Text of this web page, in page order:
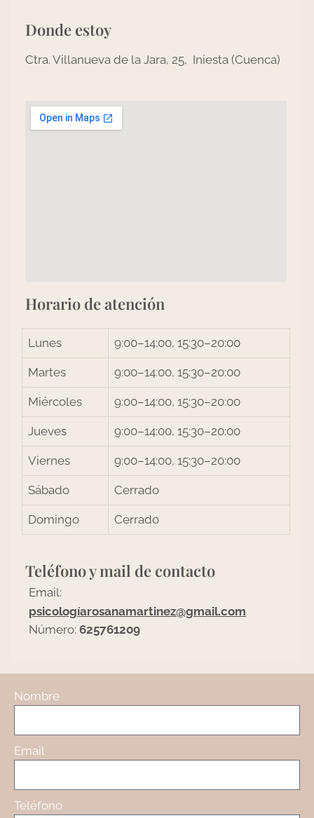
Donde estoy
Ctra. Villanueva de la Jara, 25, Iniesta (Cuenca)
Horario de atención
Lunes 9:00–14:00, 15:30–20:00
Martes 9:00–14:00, 15:30–20:00
Miércoles 9:00–14:00, 15:30–20:00
Jueves 9:00–14:00, 15:30–20:00
Viernes 9:00–14:00, 15:30–20:00
Sábado Cerrado
Domingo Cerrado
Teléfono y mail de contacto
Email:
psicologíarosanamartinez@gmail.com
Número: 625761209
Nombre
Email
Teléfono